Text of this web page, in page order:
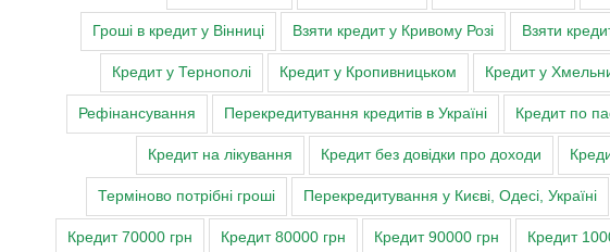
Гроші в кредит у Вінниці Взяти кредит у Кривому Розі Взяти
Кредит у Тернополі Кредит у Кропивницьком Кредит у
Рефінансування Перекредитування кредитів в Україні Кредит по
Кредит на лікування Кредит без довідки про доходи
Терміново потрібні гроші Перекредитування у Києві, Одесі, Україні
Кредит 70000 грн Кредит 80000 грн Кредит 90000 грн Кредит